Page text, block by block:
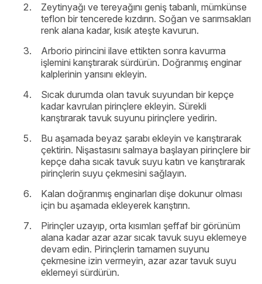
Zeytinyağı ve tereyağını geniş tabanlı, mümkünse
teflon bir tencerede kızdırın. Soğan ve sarımsakları
renk alana kadar, kısık ateşte kavurun.
Arborio pirincini ilave ettikten sonra kavurma
işlemini karıştırarak sürdürün. Doğranmış enginar
kalplerinin yarısını ekleyin.
Sıcak durumda olan tavuk suyundan bir kepçe
kadar kavrulan pirinçlere ekleyin. Sürekli
karıştırarak tavuk suyunu pirinçlere yedirin.
Bu aşamada beyaz şarabı ekleyin ve karıştırarak
çektirin. Nişastasını salmaya başlayan pirinçlere bir
kepçe daha sıcak tavuk suyu katın ve karıştırarak
pirinçlerin suyu çekmesini sağlayın.
Kalan doğranmış enginarları dişe dokunur olması
için bu aşamada ekleyerek karıştırın.
Pirinçler uzayıp, orta kısımları şeffaf bir görünüm
alana kadar azar azar sıcak tavuk suyu eklemeye
devam edin. Pirinçlerin tamamen suyunu
çekmesine izin vermeyin, azar azar tavuk suyu
eklemeyi sürdürün.